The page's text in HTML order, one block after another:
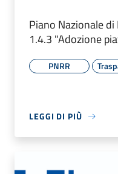
Piano Nazionale di
1.4.3 "Adozione
PNRR
LEGGI DI PIÙ